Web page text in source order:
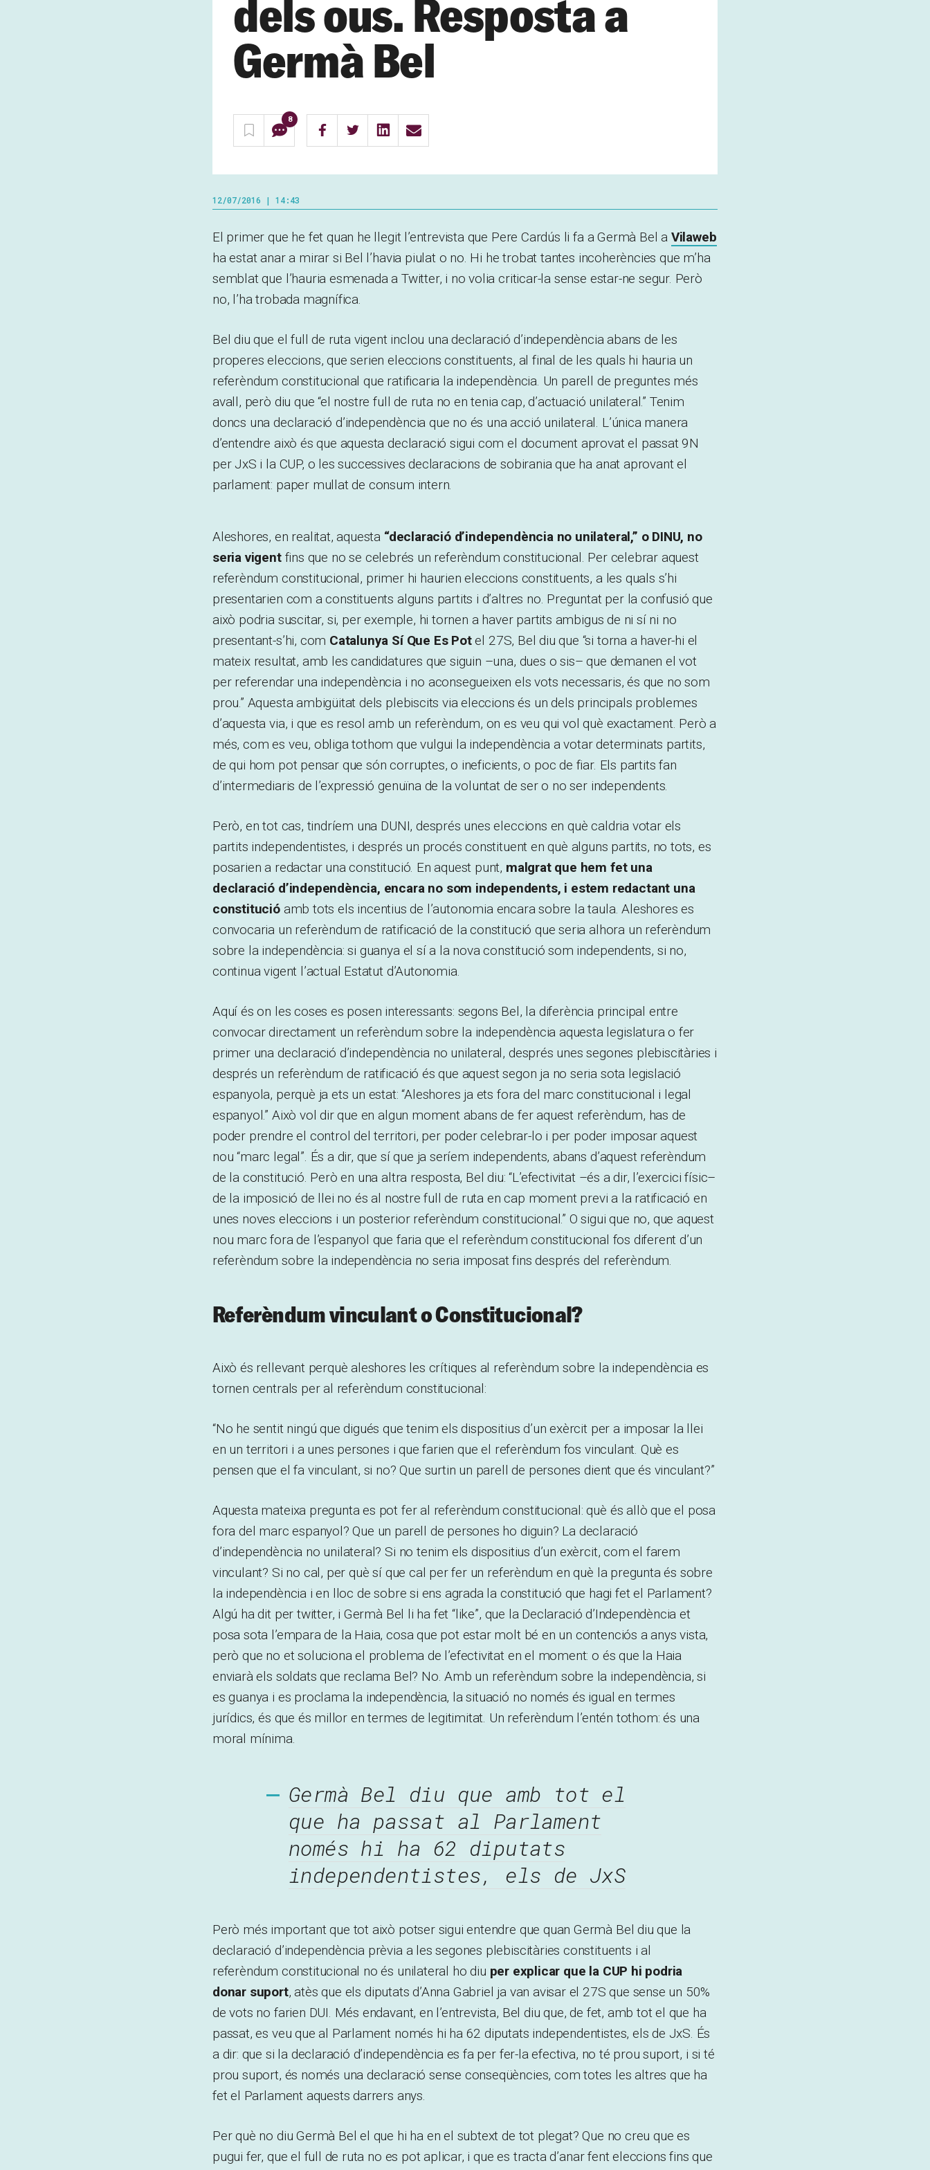
dels ous. Resposta a
Germà Bel
8
12/07/2016 | 14:43
El primer que he fet quan he llegit l’entrevista que Pere Cardús li fa a Germà Bel a Vilaweb
ha estat anar a mirar si Bel l’havia piulat o no. Hi he trobat tantes incoherències que m’ha
semblat que l’hauria esmenada a Twitter, i no volia criticar-la sense estar-ne segur. Però
no, l’ha trobada magnífica.
Bel diu que el full de ruta vigent inclou una declaració d’independència abans de les
properes eleccions, que serien eleccions constituents, al final de les quals hi hauria un
referèndum constitucional que ratificaria la independència. Un parell de preguntes més
avall, però diu que “el nostre full de ruta no en tenia cap, d’actuació unilateral.” Tenim
doncs una declaració d’independència que no és una acció unilateral. L’única manera
d’entendre això és que aquesta declaració sigui com el document aprovat el passat 9N
per JxS i la CUP, o les successives declaracions de sobirania que ha anat aprovant el
parlament: paper mullat de consum intern.
Aleshores, en realitat, aquesta “declaració d’independència no unilateral,” o DINU, no
seria vigentfins que no se celebrés un referèndum constitucional. Per celebrar aquest
referèndum constitucional, primer hi haurien eleccions constituents, a les quals s’hi
presentarien com a constituents alguns partits i d’altres no. Preguntat per la confusió que
això podria suscitar, si, per exemple, hi tornen a haver partits ambigus de ni sí ni no
presentant-s’hi, com Catalunya Sí Que Es Potel 27S, Bel diu que “si torna a haver-hi el
mateix resultat, amb les candidatures que siguin –una, dues o sis– que demanen el vot
per referendar una independència i no aconsegueixen els vots necessaris, és que no som
prou.” Aquesta ambigüitat dels plebiscits via eleccions és un dels principals problemes
d’aquesta via, i que es resol amb un referèndum, on es veu qui vol què exactament. Però a
més, com es veu, obliga tothom que vulgui la independència a votar determinats partits,
de qui hom pot pensar que són corruptes, o ineficients, o poc de fiar. Els partits fan
d’intermediaris de l’expressió genuïna de la voluntat de ser o no ser independents.
Però, en tot cas, tindríem una DUNI, després unes eleccions en què caldria votar els
partits independentistes, i després un procés constituent en què alguns partits, no tots, es
posarien a redactar una constitució. En aquest punt, malgrat que hem fet una
declaració d’independència, encara no som independents, i estem redactant una
constitucióamb tots els incentius de l’autonomia encara sobre la taula. Aleshores es
convocaria un referèndum de ratificació de la constitució que seria alhora un referèndum
sobre la independència: si guanya el sí a la nova constitució som independents, si no,
continua vigent l’actual Estatut d’Autonomia.
Aquí és on les coses es posen interessants: segons Bel, la diferència principal entre
convocar directament un referèndum sobre la independència aquesta legislatura o fer
primer una declaració d’independència no unilateral, després unes segones plebiscitàries i
després un referèndum de ratificació és que aquest segon ja no seria sota legislació
espanyola, perquè ja ets un estat: “Aleshores ja ets fora del marc constitucional i legal
espanyol.” Això vol dir que en algun moment abans de fer aquest referèndum, has de
poder prendre el control del territori, per poder celebrar-lo i per poder imposar aquest
nou “marc legal”. És a dir, que sí que ja seríem independents, abans d’aquest referèndum
de la constitució. Però en una altra resposta, Bel diu: “L’efectivitat –és a dir, l’exercici físic–
de la imposició de llei no és al nostre full de ruta en cap moment previ a la ratificació en
unes noves eleccions i un posterior referèndum constitucional.” O sigui que no, que aquest
nou marc fora de l’espanyol que faria que el referèndum constitucional fos diferent d’un
referèndum sobre la independència no seria imposat fins després del referèndum.
Referèndum vinculant o Constitucional?
Això és rellevant perquè aleshores les crítiques al referèndum sobre la independència es
tornen centrals per al referèndum constitucional:
“No he sentit ningú que digués que tenim els dispositius d’un exèrcit per a imposar la llei
en un territori i a unes persones i que farien que el referèndum fos vinculant. Què es
pensen que el fa vinculant, si no? Que surtin un parell de persones dient que és vinculant?”
Aquesta mateixa pregunta es pot fer al referèndum constitucional: què és allò que el posa
fora del marc espanyol? Que un parell de persones ho diguin? La declaració
d’independència no unilateral? Si no tenim els dispositius d’un exèrcit, com el farem
vinculant? Si no cal, per què sí que cal per fer un referèndum en què la pregunta és sobre
la independència i en lloc de sobre si ens agrada la constitució que hagi fet el Parlament?
Algú ha dit per twitter, i Germà Bel li ha fet “like”, que la Declaració d’Independència et
posa sota l’empara de la Haia, cosa que pot estar molt bé en un contenciós a anys vista,
però que no et soluciona el problema de l’efectivitat en el moment: o és que la Haia
enviarà els soldats que reclama Bel? No. Amb un referèndum sobre la independència, si
es guanya i es proclama la independència, la situació no només és igual en termes
jurídics, és que és millor en termes de legitimitat. Un referèndum l’entén tothom: és una
moral mínima.
Germà Bel diu que amb tot el
que ha passat al Parlament
només hi ha 62 diputats
independentistes, els de JxS
Però més important que tot això potser sigui entendre que quan Germà Bel diu que la
declaració d’independència prèvia a les segones plebiscitàries constituents i al
referèndum constitucional no és unilateral ho diu per explicar que la CUP hi podria
donar suport, atès que els diputats d’Anna Gabriel ja van avisar el 27S que sense un 50%
de vots no farien DUI. Més endavant, en l’entrevista, Bel diu que, de fet, amb tot el que ha
passat, es veu que al Parlament només hi ha 62 diputats independentistes, els de JxS. És
a dir: que si la declaració d’independència es fa per fer-la efectiva, no té prou suport, i si té
prou suport, és només una declaració sense conseqüències, com totes les altres que ha
fet el Parlament aquests darrers anys.
Per què no diu Germà Bel el que hi ha en el subtext de tot plegat? Que no creu que es
pugui fer, que el full de ruta no es pot aplicar, i que es tracta d’anar fent eleccions fins que